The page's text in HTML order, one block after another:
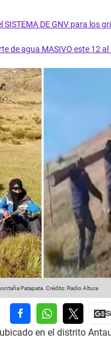
SISTEMA DE GNV para los
de agua MASIVO este 12
Patapata. Crédito: Radio Altura
en el distrito